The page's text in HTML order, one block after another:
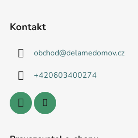
Kontakt
obchod@delamedomov.cz
+420603400274